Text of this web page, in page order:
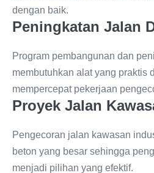
dengan baik.
Peningkatan Jalan
Program pembangunan dan
membutuhkan alat yang praktis
mempercepat pekerjaan
Proyek Jalan
Pengecoran jalan kawasan
beton yang besar sehingga
menjadi pilihan yang efektif.